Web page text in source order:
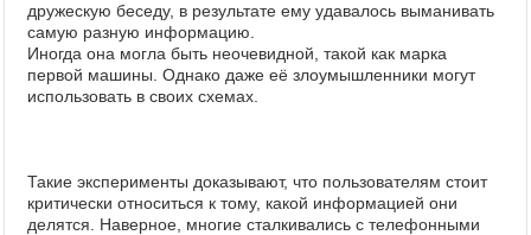
дружескую беседу, в результате ему удавалось выманивать
самую разную информацию.
Иногда она могла быть неочевидной, такой как марка
первой машины. Однако даже её злоумышленники могут
использовать в своих схемах.
Такие эксперименты доказывают, что пользователям стоит
критически относиться к тому, какой информацией они
делятся. Наверное, многие сталкивались с телефонными